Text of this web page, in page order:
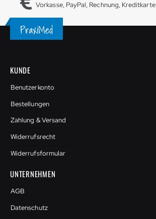
Vorkasse, PayPal, Rechnung, Kreditkarte
KUNDE
Benutzerkonto
Bestellungen
Zahlung & Versand
Widerrufsrecht
Widerrufsformular
UNTERNEHMEN
AGB
Datenschutz